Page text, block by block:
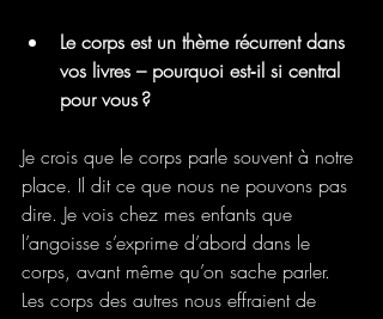
Le corps est un thème récurrent dans
vos livres – pourquoi est‑il si central
pour vous ?
Je crois que le corps parle souvent à notre
place. Il dit ce que nous ne pouvons pas
dire. Je vois chez mes enfants que
l’angoisse s’exprime d’abord dans le
corps, avant même qu’on sache parler.
Les corps des autres nous effraient de